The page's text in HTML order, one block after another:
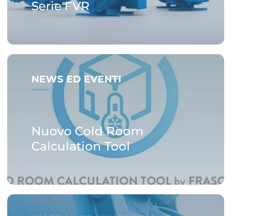
Serie FVR
NEWS ED EVENTI
Nuovo Cold Room
Calculation Tool